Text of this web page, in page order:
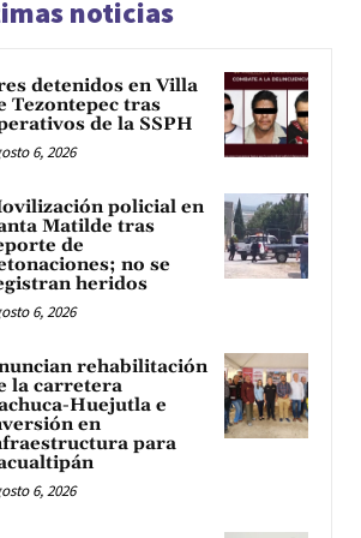
noticias
detenidos en Villa
Tezontepec tras
de la SSPH
6, 2026
policial en
Matilde tras
de
no se
heridos
6, 2026
rehabilitación
la carretera
Huejutla e
en
para
6, 2026